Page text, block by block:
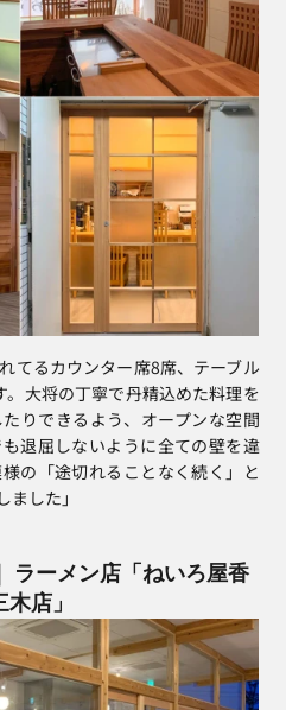
てるカウンター席8席、テーブル
大将の丁寧で丹精込めた料理を
りできるよう、オープンな空間
退屈しないように全ての壁を違
の「途切れることなく続く」と
した」
ラーメン店「ねいろ屋香
木店」